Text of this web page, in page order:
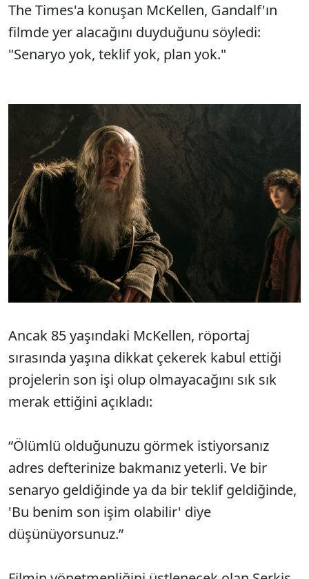
The Times'a konuşan McKellen, Gandalf'ın
filmde yer alacağını duyduğunu söyledi:
"Senaryo yok, teklif yok, plan yok."
Ancak 85 yaşındaki McKellen, röportaj
sırasında yaşına dikkat çekerek kabul ettiği
projelerin son işi olup olmayacağını sık sık
merak ettiğini açıkladı:
“Ölümlü olduğunuzu görmek istiyorsanız
adres defterinize bakmanız yeterli. Ve bir
senaryo geldiğinde ya da bir teklif geldiğinde,
'Bu benim son işim olabilir' diye
düşünüyorsunuz.”